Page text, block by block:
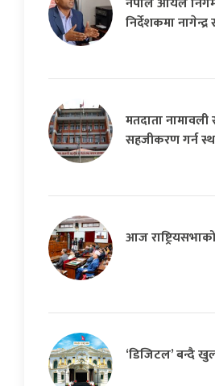
निर्देशकमा
मतदाता नामावली
सहजीकरण गर्न
आज
‘डिजिटल’ बन्दै